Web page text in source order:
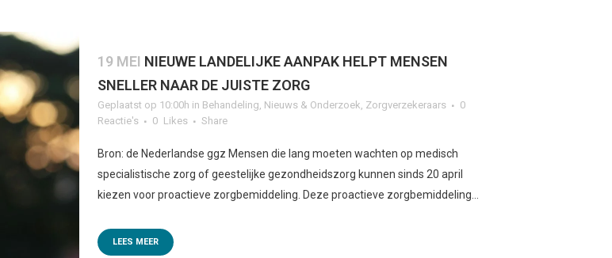
19 MEI NIEUWE LANDELIJKE AANPAK HELPT MENSEN
SNELLER NAAR DE JUISTE ZORG
Geplaatst op 10:00h in Behandeling, Nieuws & Onderzoek, Zorgverzekeraars
0
Reactie's
0 Likes Share
Bron: de Nederlandse ggz Mensen die lang moeten wachten op medisch
specialistische zorg of geestelijke gezondheidszorg kunnen sinds 20 april
kiezen voor proactieve zorgbemiddeling. Deze proactieve zorgbemiddeling...
LEES MEER